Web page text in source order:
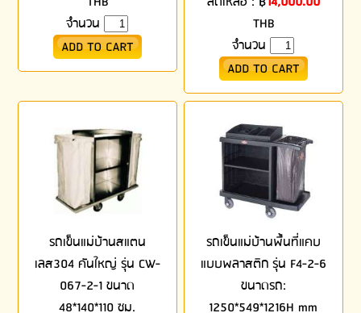
จำนวน
THB
จำนวน
รถเข็นแม่บ้านสแตน
เลส304 คันใหญ่ รุ่น CW-
067-2-1 ขนาด
48*140*110 ซม.
รถเข็นแม่บ้านพื้นที่แคบ
แบบพลาสติก รุ่น F4-2-6
ขนาดรถ:
1250*549*1216H mm